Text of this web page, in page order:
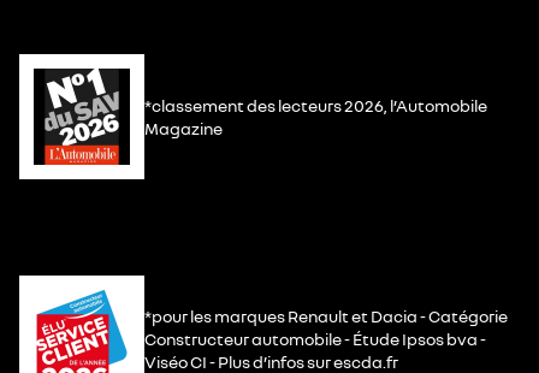
*classement des lecteurs 2026, l’Automobile
Magazine
*pour les marques Renault et Dacia - Catégorie
Constructeur automobile - Étude Ipsos bva -
Viséo CI - Plus d’infos sur escda.fr